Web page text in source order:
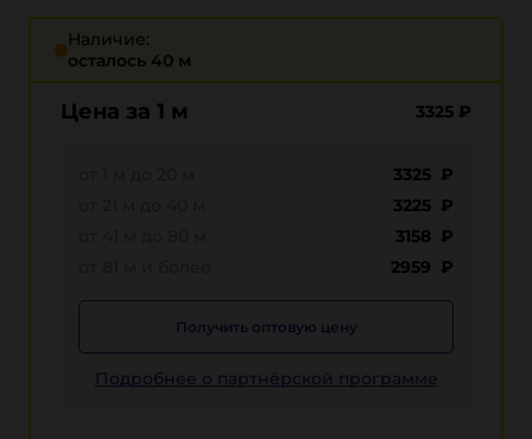
Наличие:
осталось 40 м
Цена за 1 м 3325 ₽
3325 ₽
3225 ₽
3158 ₽
2959 ₽
Получить оптовую цену
Подробнее о партнёрской программе